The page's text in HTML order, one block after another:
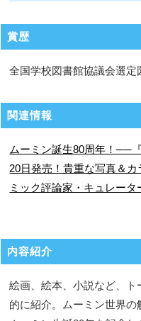
賞歴
全国学校図書館協議会選定
関連情報
ムーミン誕生80周年！──
20日発売！貴重な写真＆
ミック評論家・キュレータ
内容紹介
絵画、絵本、小説など、
的に紹介。ムーミン世界の